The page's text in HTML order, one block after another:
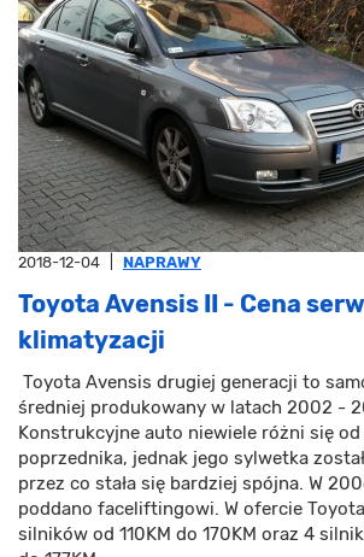
2018-12-04 NAPRAWY
Toyota Avensis II - Cena
klimatyzacji
Toyota Avensis drugiej generacji to
średniej produkowany w latach 2002 -
Konstrukcyjne auto niewiele różni się
poprzednika, jednak jego sylwetka
przez co stała się bardziej spójna. W
poddano faceliftingowi. W ofercie
silników od 110KM do 170KM oraz 4